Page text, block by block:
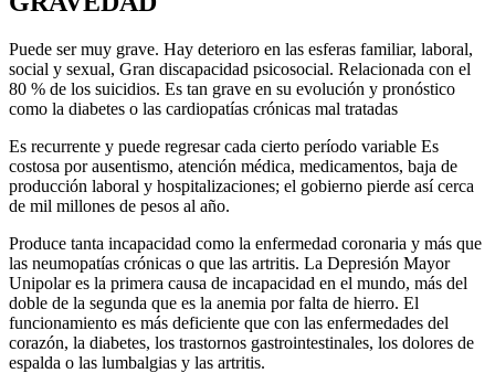
Puede ser muy grave. Hay deterioro en las esferas familiar, laboral,
social y sexual, Gran discapacidad psicosocial. Relacionada con el
80 % de los suicidios. Es tan grave en su evolución y pronóstico
como la diabetes o las cardiopatías crónicas mal tratadas
Es recurrente y puede regresar cada cierto período variable Es
costosa por ausentismo, atención médica, medicamentos, baja de
producción laboral y hospitalizaciones; el gobierno pierde así cerca
de mil millones de pesos al año.
Produce tanta incapacidad como la enfermedad coronaria y más que
las neumopatías crónicas o que las artritis. La Depresión Mayor
Unipolar es la primera causa de incapacidad en el mundo, más del
doble de la segunda que es la anemia por falta de hierro. El
funcionamiento es más deficiente que con las enfermedades del
corazón, la diabetes, los trastornos gastrointestinales, los dolores de
espalda o las lumbalgias y las artritis.